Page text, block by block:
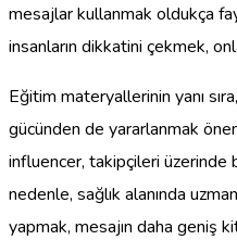
mesajlar kullanmak oldukça
insanların dikkatini çekmek,
Eğitim materyallerinin yanı
gücünden de yararlanmak
influencer, takipçileri üzerinde
nedenle, sağlık alanında
yapmak, mesajın daha geniş